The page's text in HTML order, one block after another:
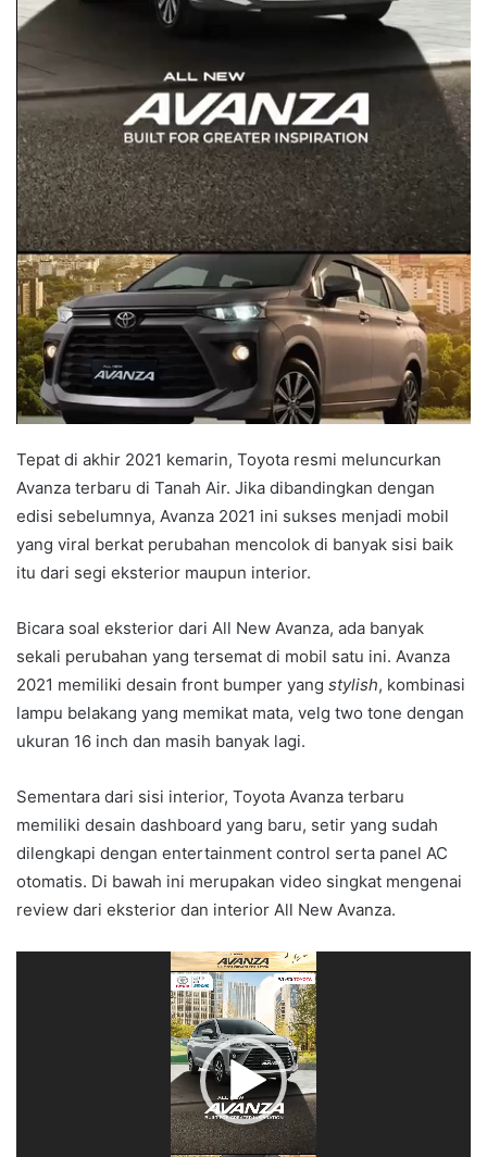
Tepat di akhir 2021 kemarin, Toyota resmi meluncurkan
Avanza terbaru di Tanah Air. Jika dibandingkan dengan
edisi sebelumnya, Avanza 2021 ini sukses menjadi mobil
yang viral berkat perubahan mencolok di banyak sisi baik
itu dari segi eksterior maupun interior.
Bicara soal eksterior dari All New Avanza, ada banyak
sekali perubahan yang tersemat di mobil satu ini. Avanza
2021 memiliki desain front bumper yang stylish, kombinasi
lampu belakang yang memikat mata, velg two tone dengan
ukuran 16 inch dan masih banyak lagi.
Sementara dari sisi interior, Toyota Avanza terbaru
memiliki desain dashboard yang baru, setir yang sudah
dilengkapi dengan entertainment control serta panel AC
otomatis. Di bawah ini merupakan video singkat mengenai
review dari eksterior dan interior All New Avanza.